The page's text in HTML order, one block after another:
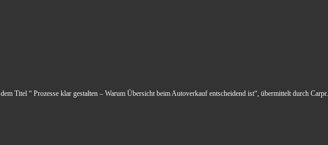
Titel “ Prozesse klar gestalten – Warum Übersicht beim Autoverkauf entscheidend ist“, übermittelt durch